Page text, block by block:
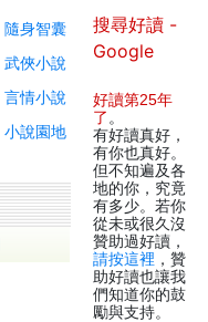
隨身智囊
武俠小說
言情小說
小說園地
搜尋好讀 -
Google
好讀第25年
了 。
有好讀真好，
有你也真好。
但不知遍及各
地的你，究竟
有多少。若你
從未或很久沒
贊助過好讀，
請按這裡 ，贊
助好讀也讓我
們知道你的鼓
勵與支持。